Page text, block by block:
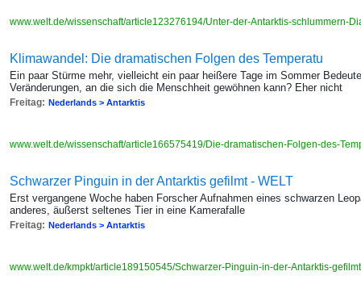
www.welt.de/wissenschaft/article123276194/Unter-der-Antarktis-schlummern-
Klimawandel: Die dramatischen Folgen des Temperatu
Ein paar Stürme mehr, vielleicht ein paar heißere Tage im Sommer
Veränderungen, an die sich die Menschheit gewöhnen kann? Eher nicht
Freitag: Nederlands > Antarktis
www.welt.de/wissenschaft/article166575419/Die-dramatischen-Folgen-des-
Schwarzer Pinguin in der Antarktis gefilmt - WELT
Erst vergangene Woche haben Forscher Aufnahmen eines schwarzen
anderes, äußerst seltenes Tier in eine Kamerafalle
Freitag: Nederlands > Antarktis
www.welt.de/kmpkt/article189150545/Schwarzer-Pinguin-in-der-Antarktis-